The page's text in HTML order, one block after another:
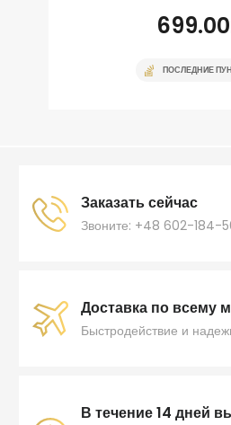
699.00
ПОСЛЕДНИЕ
Заказать сейчас
Звоните: +48 602-184-
Доставка по всему
Быстродействие и
В течение 14 дней